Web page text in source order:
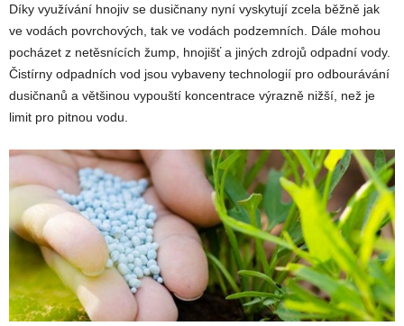
Díky využívání hnojiv se dusičnany nyní vyskytují zcela běžně jak
ve vodách povrchových, tak ve vodách podzemních. Dále mohou
pocházet z netěsnících žump, hnojišť a jiných zdrojů odpadní vody.
Čistírny odpadních vod jsou vybaveny technologií pro odbourávání
dusičnanů a většinou vypouští koncentrace výrazně nižší, než je
limit pro pitnou vodu.